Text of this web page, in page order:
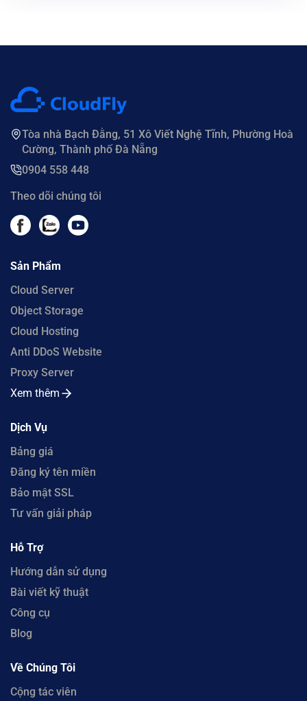
Tòa nhà Bạch Đằng, 51 Xô Viết Nghệ Tĩnh, Phường Hoà
Cường, Thành phố Đà Nẵng
0904 558 448
Theo dõi chúng tôi
Sản Phẩm
Cloud Server
Object Storage
Cloud Hosting
Anti DDoS Website
Proxy Server
Xem thêm
Dịch Vụ
Bảng giá
Đăng ký tên miền
Bảo mật SSL
Tư vấn giải pháp
Hỗ Trợ
Hướng dẫn sử dụng
Bài viết kỹ thuật
Công cụ
Blog
Về Chúng Tôi
Cộng tác viên